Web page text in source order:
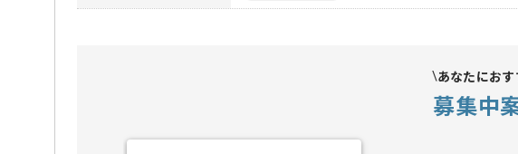
あなたにおす
募集中